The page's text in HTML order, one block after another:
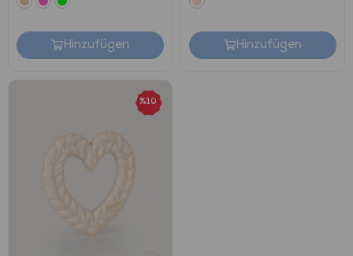
Hinzufügen Hinzufügen
%10